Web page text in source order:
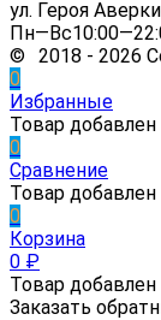
ул. Героя
© 2018 - 2026
0
Избранные
Товар
0
Сравнение
Товар
0
Корзина
0 ₽
Товар добавлен
Заказать